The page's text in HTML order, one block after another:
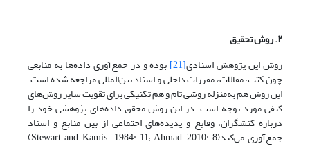
۲. روش تحقیق
روش این پژوهش اسنادی[21] بوده و در جمع‌آوری داده‌ها به منابعی
چون کتب، مقالات، مقررات داخلی و اسناد بین‌المللی مراجعه شده است.
این روش هم به‌منزله روشی تام و هم تکنیکی برای تقویت سایر روش‌های
کیفی مورد توجه است. در این روش محقق داده‌های پژوهشی خود را
درباره کنشگران، وقایع و پدیده‌های اجتماعی از بین منابع و اسناد
جمع‌آوری می‌کند(Stewart and Kamis, .1984: 11; Ahmad, 2010: 8)